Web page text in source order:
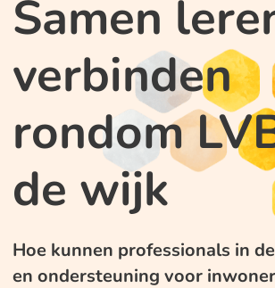
Samen
verbinden
rondom
de wijk
Hoe kunnen professionals in
en ondersteuning voor